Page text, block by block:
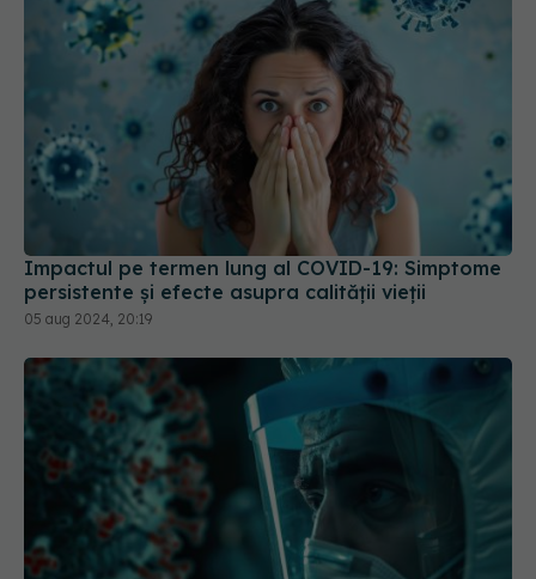
Impactul pe termen lung al COVID-19: Simptome
persistente și efecte asupra calității vieții
05 aug 2024, 20:19